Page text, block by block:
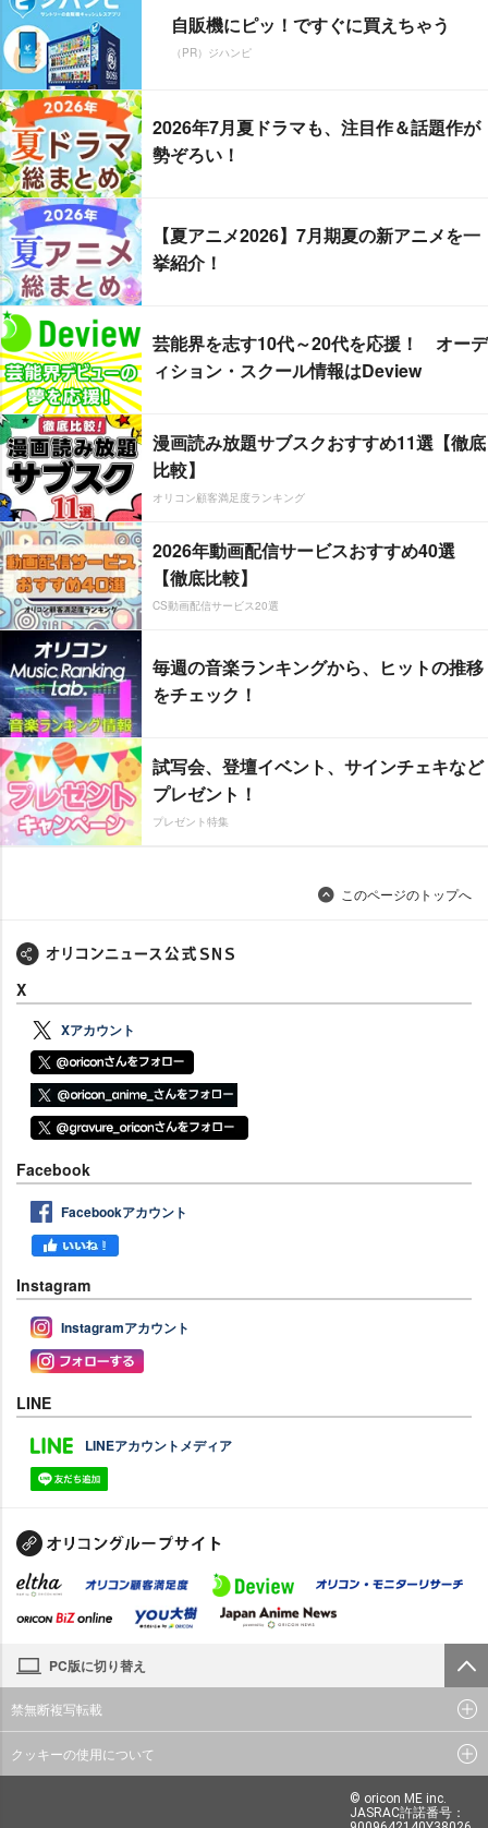
自販機にピッ！ですぐに買えちゃう
（PR）ジハンピ
2026年7月夏ドラマも、注目作＆話題作が
勢ぞろい！
【夏アニメ2026】7月期夏の新アニメを一
挙紹介！
芸能界を志す10代～20代を応援！ オーデ
ィション・スクール情報はDeview
漫画読み放題サブスクおすすめ11選【徹底
比較】
オリコン顧客満足度ランキング
2026年動画配信サービスおすすめ40選
【徹底比較】
CS動画配信サービス20選
毎週の音楽ランキングから、ヒットの推移
をチェック！
試写会、登壇イベント、サインチェキなど
プレゼント！
プレゼント特集
このページのトップへ
X
Xアカウント
Facebook
Facebookアカウント
Instagram
Instagramアカウント
LINE
LINEアカウントメディア
PC版に切り替え
禁無断複写転載
クッキーの使用について
© oricon ME inc.
JASRAC許諾番号：